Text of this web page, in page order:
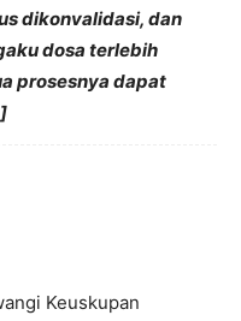
dikonvalidasi, dan
dosa terlebih
prosesnya dapat
Keuskupan